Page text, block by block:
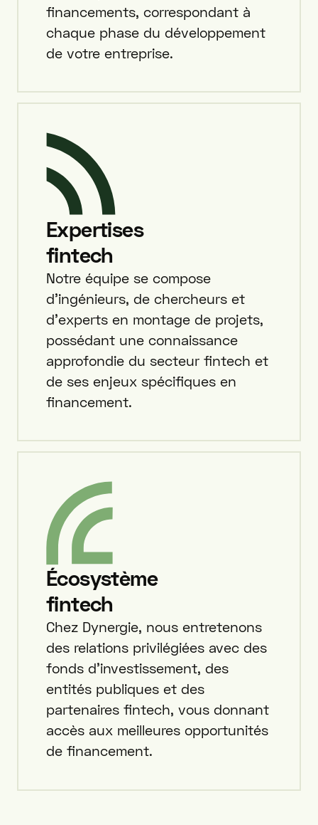
financements, correspondant à
chaque phase du développement
de votre entreprise.
Expertises
fintech
Notre équipe se compose
d'ingénieurs, de chercheurs et
d'experts en montage de projets,
possédant une connaissance
approfondie du secteur fintech et
de ses enjeux spécifiques en
financement.
Écosystème
fintech
Chez Dynergie, nous entretenons
des relations privilégiées avec des
fonds d'investissement, des
entités publiques et des
partenaires fintech, vous donnant
accès aux meilleures opportunités
de financement.